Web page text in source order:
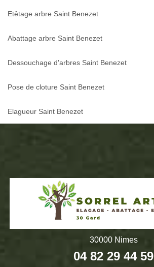
Etêtage arbre Saint Benezet
Abattage arbre Saint Benezet
Dessouchage d'arbres Saint Benezet
Pose de cloture Saint Benezet
Elagueur Saint Benezet
30000 Nimes
04 82 29 44 59